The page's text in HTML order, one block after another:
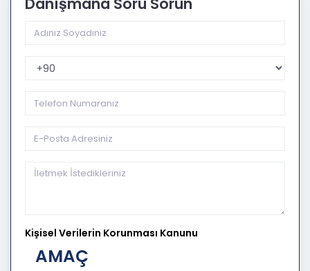
Danışmana Soru Sorun
Telefon Kodu
Kişisel Verilerin Korunması Kanunu
AMAÇ